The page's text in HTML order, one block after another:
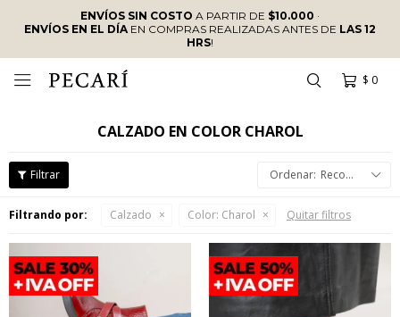
ENVÍOS SIN COSTO A PARTIR DE $10.000 ·
ENVÍOS EN EL DÍAEN COMPRAS REALIZADAS ANTES DE LAS 12
HRS!
$ 0

CALZADO EN COLOR CHAROL
Recomendados
Filtrando por: Calzado Color: Charol Quitar filtros